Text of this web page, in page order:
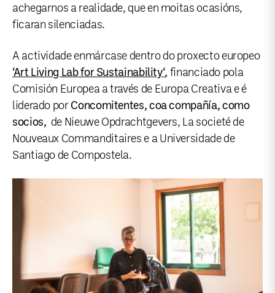
achegarnos a realidade, que en moitas ocasións,
ficaran silenciadas.
A actividade enmárcase dentro do proxecto europeo
‘Art Living Lab for Sustainability‘, financiado pola
Comisión Europea a través de Europa Creativa e é
liderado por Concomitentes, coa compañía, como
socios, de Nieuwe Opdrachtgevers, La societé de
Nouveaux Commanditaires e a Universidade de
Santiago de Compostela.